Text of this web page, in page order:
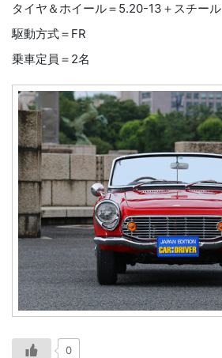
タイヤ＆ホイール＝5.20-13＋スチール
駆動方式＝FR
乗車定員＝2名
0